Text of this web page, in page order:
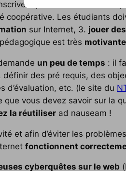
parfaitement dans la
coopérative. Les étudiants
sur Internet, 3. jouer
est très motivante
un peu de temps : il
des pré requis, des
d’évaluation, etc. (le site du
vous devez savoir sur la
la réutiliser ad nauseam !
et afin d’éviter les
fonctionnent
cyberquêtes sur le web